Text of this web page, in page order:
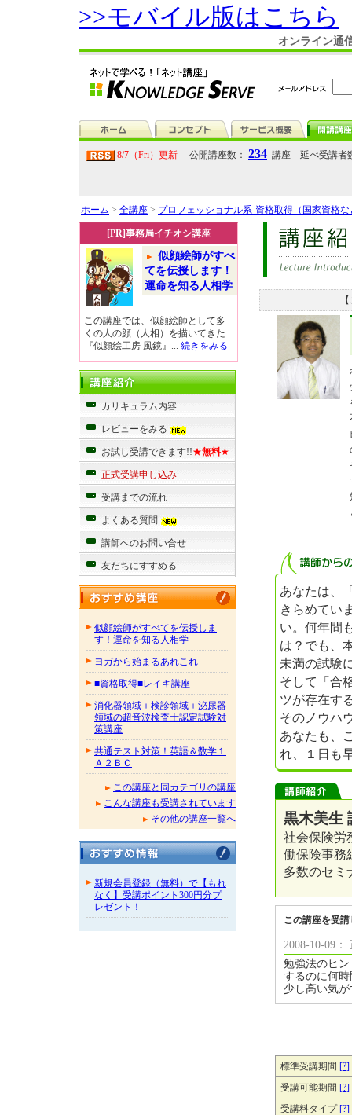
>>モバイル版はこちら
オンライン通
8/7（Fri）更新 公開講座数： 234 講座 延べ受講者
ホーム > 全講座 > プロフェッショナル系-資格取得（国家資格
[PR]事務局イチオシ講座
似顔絵師がすべ
てを伝授します！
運命を知る人相学
この講座では、似顔絵師として多
くの人の顔（人相）を描いてきた
『似顔絵工房 風鏡』... 続きをみる
カリキュラム内容
レビューをみる
お試し受講できます!!★無料★
正式受講申し込み
受講までの流れ
よくある質問
講師へのお問い合せ
友だちにすすめる
似顔絵師がすべてを伝授しま
す！運命を知る人相学
ヨガから始まるあれこれ
■資格取得■レイキ講座
消化器領域＋検診領域＋泌尿器
領域の超音波検査士認定試験対
策講座
共通テスト対策！英語＆数学１
Ａ２ＢＣ
この講座と同カテゴリの講座
こんな講座も受講されています
その他の講座一覧へ
新規会員登録（無料）で【もれ
なく】受講ポイント300円分プ
レゼント！
あなたは、
きらめてい
い。何年間
は？でも、
未満の試験
そして「合
ツが存在す
そのノウハ
あなたも、
れ、１日も
黒木美生
社会保険労
働保険事務
多数のセ
この講座を受
2008-10-09
勉強法のヒ
するのに何
少し高い気
標準受講期間 [?]
受講可能期間 [?]
受講料タイプ[?]